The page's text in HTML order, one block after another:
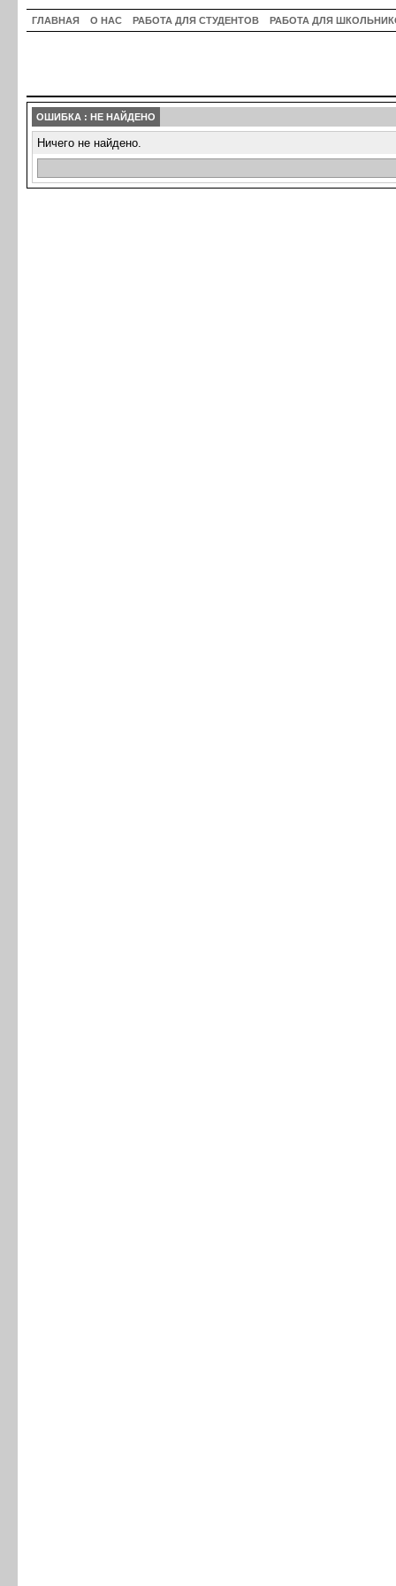
ГЛАВНАЯ О НАС РАБОТА ДЛЯ СТУДЕНТОВ РАБОТА ДЛЯ
ОШИБКА : НЕ НАЙДЕНО
Ничего не найдено.